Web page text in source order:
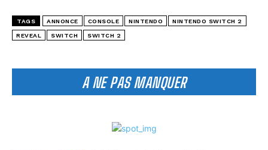
A NE PAS MANQUER
TAGS ANNONCE CONSOLE NINTENDO NINTENDO SWITCH 2
REVEAL SWITCH SWITCH 2